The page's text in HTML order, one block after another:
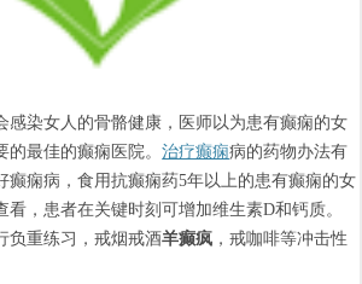
染女人的骨骼健康，医师以为患有癫痫的女
的最佳的癫痫医院。治疗癫痫病的药物办法有
癫痫病，食用抗癫痫药5年以上的患有癫痫的女
看，患者在关键时刻可增加维生素D和钙质。
负重练习，戒烟戒酒羊癫疯 ，戒咖啡等冲击性